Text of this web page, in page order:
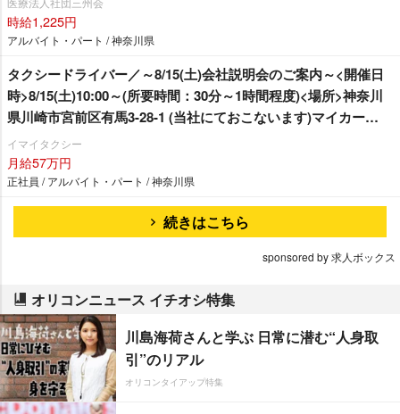
時給1,225円
アルバイト・パート / 神奈川県
タクシードライバー／～8/15(土)会社説明会のご案内～<開催日
時>8/15(土)10:00～(所要時間：30分～1時間程度)<場所>神奈川
県川崎市宮前区有馬3-28-1 (当社にておこないます)マイカー
OK！事前予約や当日持ち物等は必要ありません。冷たいお茶を
ご用意してお待ちしておりますのでお気軽にご参加ください！※
当日都合が合わず参加できない方には、別途個別に説明会も実
施させていただきます。詳しくは下記宛にお問い合わせくださ
い！-----------------------------------------------------------------定着率ほぼ
いスタートを！在籍乗務員の約8割が未経験スタート！ LPGス
タンド併設で給油の手間なし マット洗い機＆自動洗車機で準備
も簡単
イマイタクシー
月給57万円
正社員 / アルバイト・パート / 神奈川県
続きはこちら
sponsored by 求人ボックス
オリコンニュース イチオシ特集
川島海荷さんと学ぶ 日常に潜む“人身取
引”のリアル
オリコンタイアップ特集